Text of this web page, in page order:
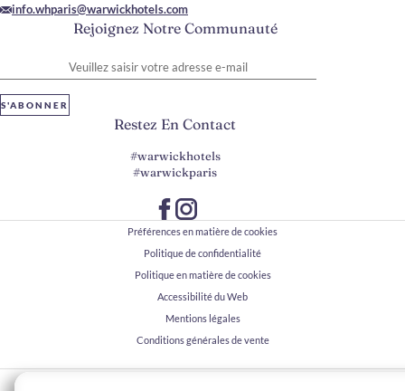
Rejoignez Notre Communauté
S'ABONNER
info.whparis@warwickhotels.com
Restez En Contact
#warwickhotels
#warwickparis
Préférences en matière de cookies
Politique de confidentialité
Politique en matière de cookies
Accessibilité du Web
Mentions légales
Conditions générales de vente